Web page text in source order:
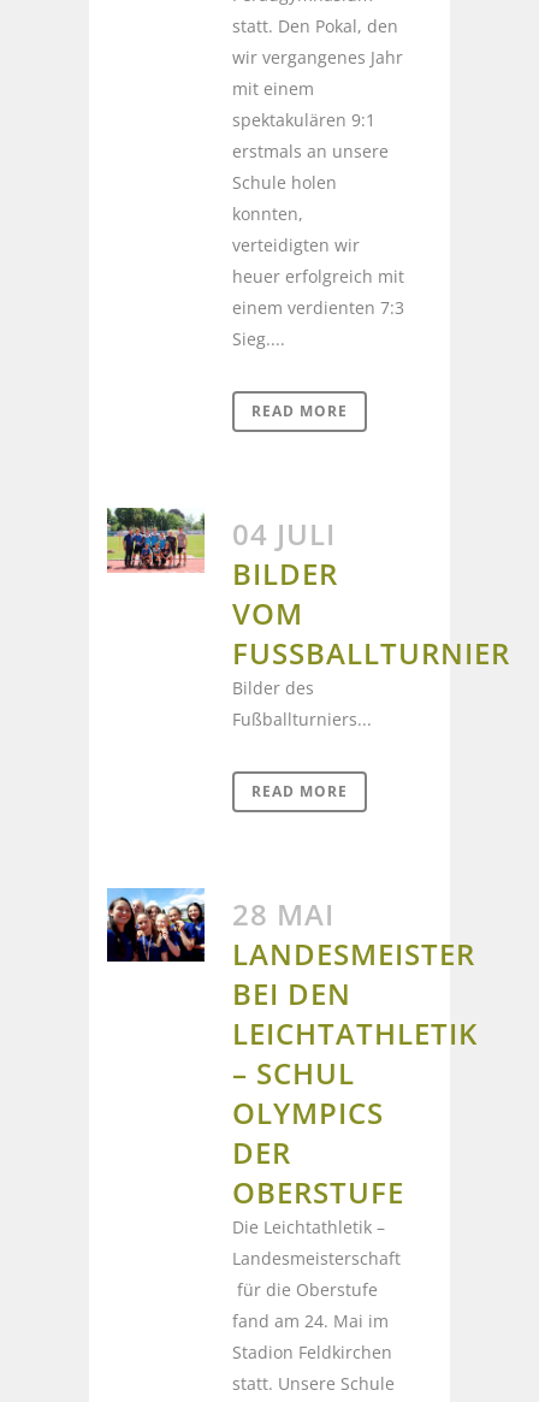
statt. Den Pokal, den
wir vergangenes Jahr
mit einem
spektakulären 9:1
erstmals an unsere
Schule holen
konnten,
verteidigten wir
heuer erfolgreich mit
einem verdienten 7:3
Sieg....
READ MORE
04 JULI
BILDER
VOM
FUSSBALLTURNIER
Bilder des
Fußballturniers...
READ MORE
28 MAI
LANDESMEISTER
BEI DEN
LEICHTATHLETIK
– SCHUL
OLYMPICS
DER
OBERSTUFE
Die Leichtathletik –
Landesmeisterschaft
für die Oberstufe
fand am 24. Mai im
Stadion Feldkirchen
statt. Unsere Schule